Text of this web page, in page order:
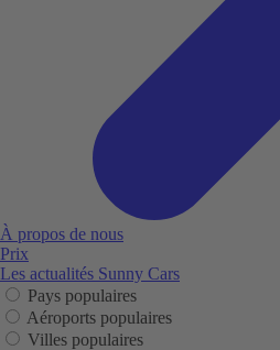
À propos de nous
Prix
Les actualités Sunny Cars
Pays populaires
Aéroports populaires
Villes populaires